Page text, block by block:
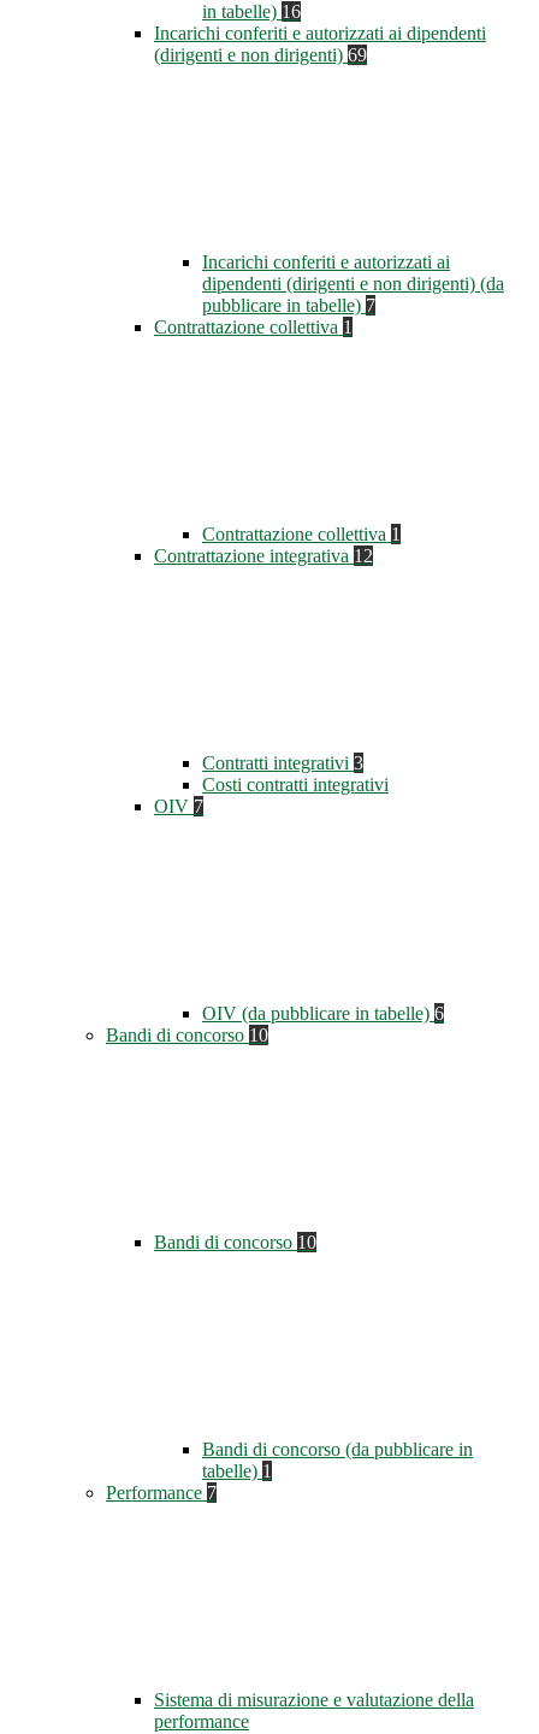
in tabelle) 16
Incarichi conferiti e autorizzati ai dipendenti
(dirigenti e non dirigenti) 69
Incarichi conferiti e autorizzati ai
dipendenti (dirigenti e non dirigenti) (da
pubblicare in tabelle) 7
Contrattazione collettiva 1
Contrattazione collettiva 1
Contrattazione integrativa 12
Contratti integrativi 3
Costi contratti integrativi
OIV 7
OIV (da pubblicare in tabelle) 6
Bandi di concorso 10
Bandi di concorso 10
Bandi di concorso (da pubblicare in
tabelle) 1
Performance 7
Sistema di misurazione e valutazione della
performance